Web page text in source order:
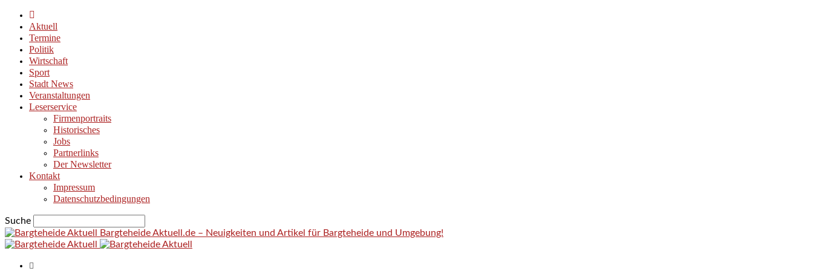
Aktuell
Termine
Politik
Wirtschaft
Sport
Stadt News
Veranstaltungen
Leserservice
Firmenportraits
Historisches
Jobs
Partnerlinks
Der Newsletter
Kontakt
Impressum
Datenschutzbedingungen
Suche
Bargteheide Aktuell.de – Neuigkeiten und Artikel für Bargteheide und Umgebung!